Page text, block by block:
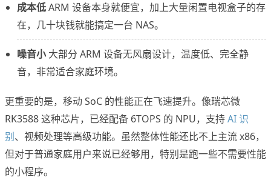
成本低ARM 设备本身就便宜，加上大量闲置电视盒子的存
在，几十块钱就能搞定一台 NAS。
噪音小大部分 ARM 设备无风扇设计，温度低、完全静
音，非常适合家庭环境。
更重要的是，移动 SoC 的性能正在飞速提升。像瑞芯微
RK3588 这种芯片，已经配备 6TOPS 的 NPU，支持AI 识
别、视频处理等高级功能。虽然整体性能还比不上主流 x86，
但对于普通家庭用户来说已经够用，特别是跑一些不需要性能
的小程序。